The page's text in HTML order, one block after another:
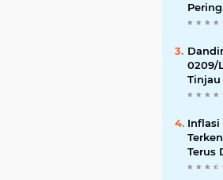
0209/
Tinjau
RTLH
Inflasi
Terkendali:
Terus